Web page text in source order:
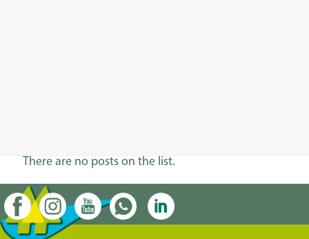
There are no posts on the list.